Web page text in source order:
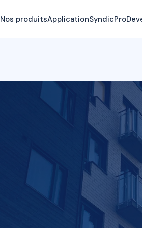
Nos produitsApplicationSyndicPro